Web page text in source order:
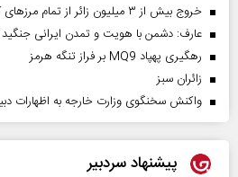
خروج بیش از ۳ میلیون زائر از تمام مرز‌های کشور
عارف: دشمن با هویت و تمدن ایرانی
رهگیری پهپاد MQ9 بر فراز تنگه هرمز
‌زائران سبز
واکنش سخنگوی وزارت خارجه به اظهارات
پیشنهاد سردبیر